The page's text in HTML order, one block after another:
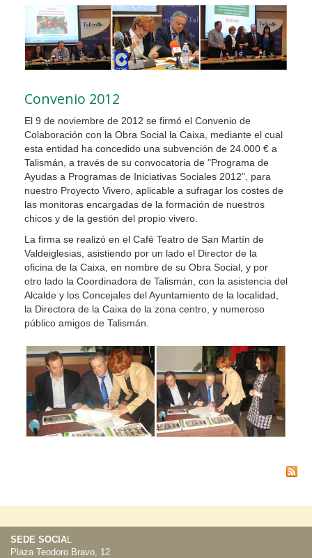
Convenio 2012
El 9 de noviembre de 2012 se firmó el Convenio de
Colaboración con la Obra Social la Caixa, mediante el cual
esta entidad ha concedido una subvención de 24.000 € a
Talismán, a través de su convocatoria de "Programa de
Ayudas a Programas de Iniciativas Sociales 2012", para
nuestro Proyecto Vivero, aplicable a sufragar los costes de
las monitoras encargadas de la formación de nuestros
chicos y de la gestión del propio vivero.
La firma se realizó en el Café Teatro de San Martín de
Valdeiglesias, asistiendo por un lado el Director de la
oficina de la Caixa, en nombre de su Obra Social, y por
otro lado la Coordinadora de Talismán, con la asistencia del
Alcalde y los Concejales del Ayuntamiento de la localidad,
la Directora de la Caixa de la zona centro, y numeroso
público amigos de Talismán.
SEDE SOCIA
Plaza Teodoro Bravo, 12